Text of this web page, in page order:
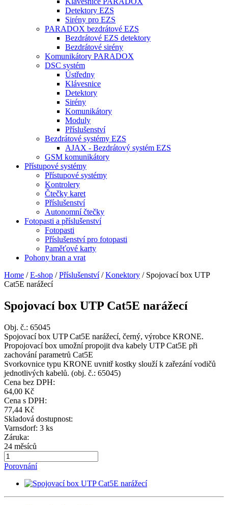
Detektory EZS
Sirény pro EZS
PARADOX bezdrátové EZS
Bezdrátové EZS detektory
Bezdrátové sirény
Komunikátory PARADOX
DSC systém
Ústředny
Klávesnice
Detektory
Sirény
Komunikátory
Moduly
Příslušenství
Bezdrátové systémy EZS
AJAX - Bezdrátový systém EZS
GSM komunikátory
Přístupové systémy
Přístupové systémy
Kontrolery
Čtečky karet
Příslušenství
Autonomní čtečky
Fotopasti a příslušenství
Fotopasti
Příslušenství pro fotopasti
Paměťové karty
Pohony bran a vrat
Home / E-shop / Příslušenství / Konektory /Spojovací box UTP
Cat5E narážecí
Spojovací box UTP Cat5E narážecí
Obj. č.: 65045
Spojovací box UTP Cat5E narážecí, černý, výrobce KRONE.
Propojovací box umožní propojit dva kabely UTP Cat5E při
zachování parametrů Cat5E
Svorkovnice typu KRONE uvnitř kostky slouží k zařezání vodičů
jednotlivých kabelů. (obj. č.: 65045)
Cena bez DPH:
64,00 Kč
Cena s DPH:
77,44 Kč
Skladová dostupnost:
Varnsdorf: 3 ks
Záruka:
24 měsíců
Porovnání